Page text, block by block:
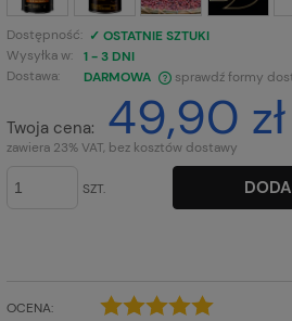
Dostępność: ✓ OSTATNIE SZTUKI
Wysyłka w:
1 - 3 DNI
Dostawa:
DARMOWA
CENA NIE ZAWIERA EWENTUALNYCH
sprawdź formy
Twoja cena: 49,90 zł
zawiera 23% VAT, bez kosztów dostawy
SZT.
OCENA: